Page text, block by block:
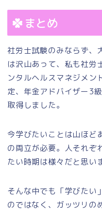
まとめ
社労士試験のみならず、
は沢山あって、私も社労
ンタルヘルスマネジメン
定、年金アドバイザー3
取得しました。
今学びたいことは山ほど
の両立が必要。人それぞ
たい時期は様々だと思い
そんな中でも「学びたい
のではなく、ガッツリの